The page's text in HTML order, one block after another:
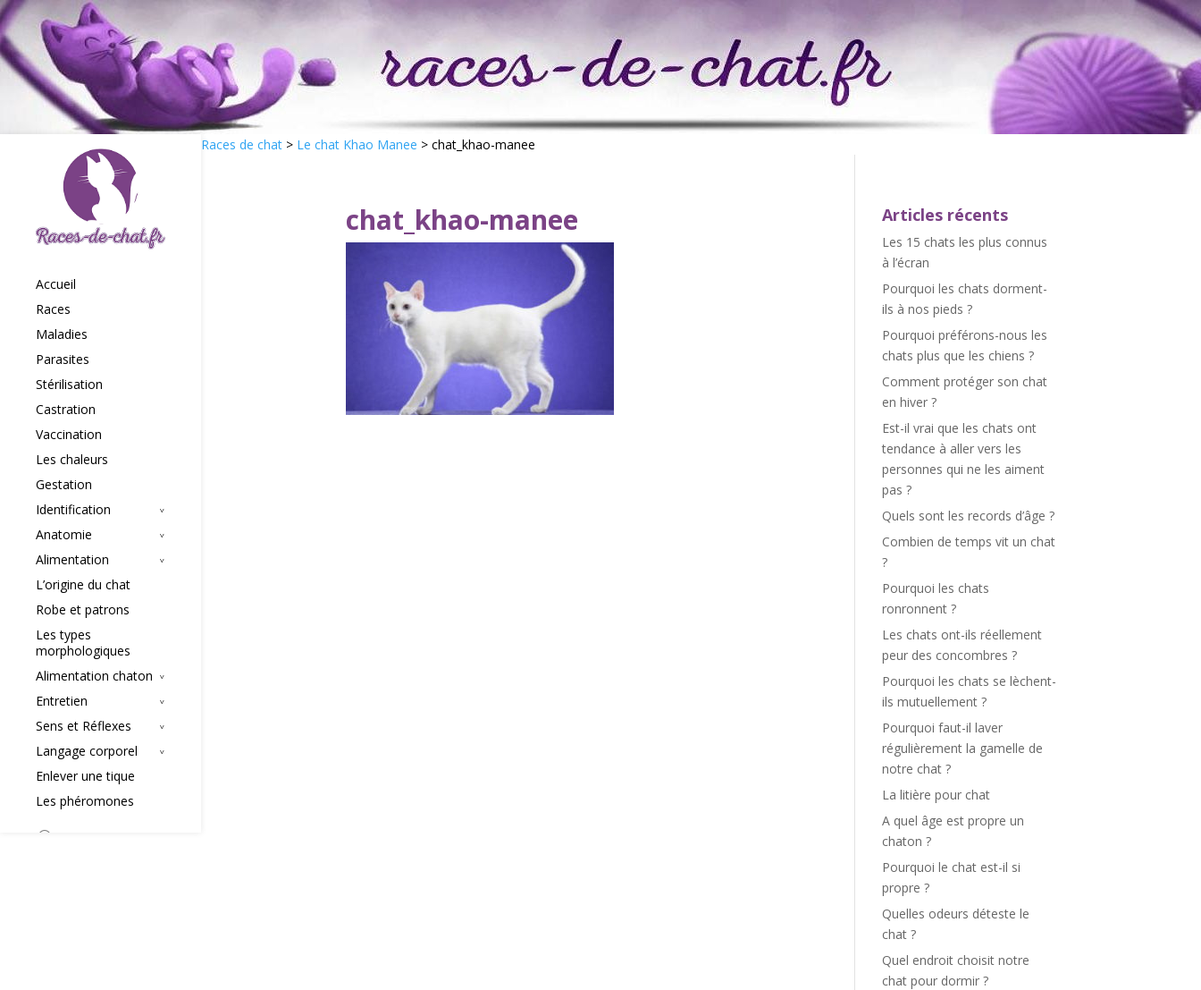
Accueil
Races
Maladies
Parasites
Stérilisation
Castration
Vaccination
Les chaleurs
Gestation
Identification
Anatomie
Alimentation
L’origine du chat
Robe et patrons
Les types
morphologiques
Alimentation chaton
Entretien
Sens et Réflexes
Langage corporel
Enlever une tique
Les phéromones
Races de chat > Le chat Khao Manee > chat_khao-manee
chat_khao-manee Articles récents
Les 15 chats les plus connus
à l’écran
Pourquoi les chats dorment-
ils à nos pieds ?
Pourquoi préférons-nous les
chats plus que les chiens ?
Comment protéger son chat
en hiver ?
Est-il vrai que les chats ont
tendance à aller vers les
personnes qui ne les aiment
pas ?
Quels sont les records d’âge ?
Combien de temps vit un chat
?
Pourquoi les chats
ronronnent ?
Les chats ont-ils réellement
peur des concombres ?
Pourquoi les chats se lèchent-
ils mutuellement ?
Pourquoi faut-il laver
régulièrement la gamelle de
notre chat ?
La litière pour chat
A quel âge est propre un
chaton ?
Pourquoi le chat est-il si
propre ?
Quelles odeurs déteste le
chat ?
Quel endroit choisit notre
chat pour dormir ?